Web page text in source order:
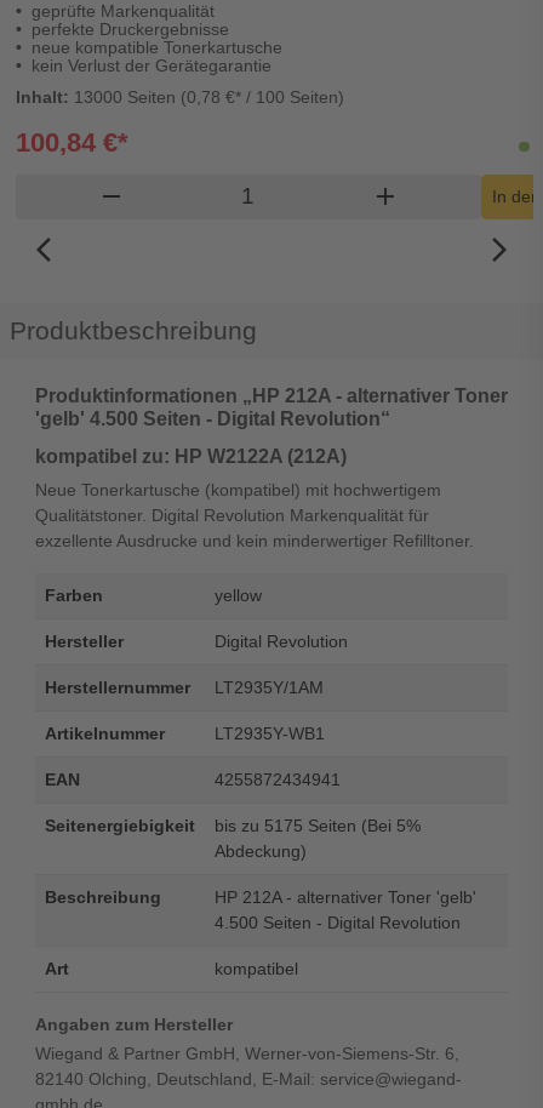
geprüfte Markenqualität
perfekte Druckergebnisse
neue kompatible Tonerkartusche
kein Verlust der Gerätegarantie
Inhalt: 13000 Seiten (0,78 €* / 100 Seiten)
100,84 €*
remove Produkt Warenkorb Menge
add In
arrow_back_ios_new arrow_forward_ios
Produktbeschreibung
Produktinformationen „HP 212A - alternativer Toner
'gelb' 4.500 Seiten - Digital Revolution“
kompatibel zu: HP W2122A (212A)
Neue Tonerkartusche (kompatibel) mit hochwertigem
Qualitätstoner. Digital Revolution Markenqualität für
exzellente Ausdrucke und kein minderwertiger Refilltoner.
Farben yellow
Hersteller Digital Revolution
Herstellernummer LT2935Y/1AM
Artikelnummer LT2935Y-WB1
EAN 4255872434941
Seitenergiebigkeit
bis zu 5175 Seiten (Bei 5%
Abdeckung)
Beschreibung
HP 212A - alternativer Toner 'gelb'
4.500 Seiten - Digital Revolution
Art kompatibel
Angaben zum Hersteller
Wiegand & Partner GmbH, Werner-von-Siemens-Str. 6,
82140 Olching, Deutschland, E-Mail: service@wiegand-